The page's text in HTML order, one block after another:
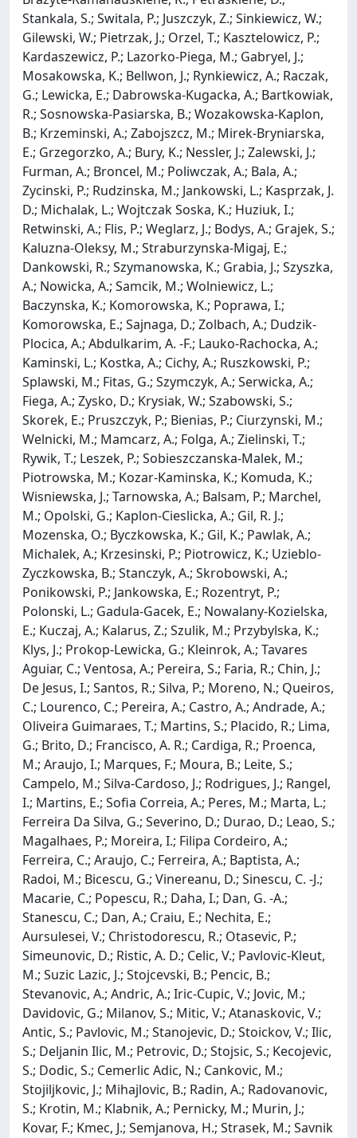
Stankala, S.; Switala, P.; Juszczyk, Z.; Sinkiewicz, W.;
Gilewski, W.; Pietrzak, J.; Orzel, T.; Kasztelowicz, P.;
Kardaszewicz, P.; Lazorko-Piega, M.; Gabryel, J.;
Mosakowska, K.; Bellwon, J.; Rynkiewicz, A.; Raczak,
G.; Lewicka, E.; Dabrowska-Kugacka, A.; Bartkowiak,
R.; Sosnowska-Pasiarska, B.; Wozakowska-Kaplon,
B.; Krzeminski, A.; Zabojszcz, M.; Mirek-Bryniarska,
E.; Grzegorzko, A.; Bury, K.; Nessler, J.; Zalewski, J.;
Furman, A.; Broncel, M.; Poliwczak, A.; Bala, A.;
Zycinski, P.; Rudzinska, M.; Jankowski, L.; Kasprzak, J.
D.; Michalak, L.; Wojtczak Soska, K.; Huziuk, I.;
Retwinski, A.; Flis, P.; Weglarz, J.; Bodys, A.; Grajek, S.;
Kaluzna-Oleksy, M.; Straburzynska-Migaj, E.;
Dankowski, R.; Szymanowska, K.; Grabia, J.; Szyszka,
A.; Nowicka, A.; Samcik, M.; Wolniewicz, L.;
Baczynska, K.; Komorowska, K.; Poprawa, I.;
Komorowska, E.; Sajnaga, D.; Zolbach, A.; Dudzik-
Plocica, A.; Abdulkarim, A. -F.; Lauko-Rachocka, A.;
Kaminski, L.; Kostka, A.; Cichy, A.; Ruszkowski, P.;
Splawski, M.; Fitas, G.; Szymczyk, A.; Serwicka, A.;
Fiega, A.; Zysko, D.; Krysiak, W.; Szabowski, S.;
Skorek, E.; Pruszczyk, P.; Bienias, P.; Ciurzynski, M.;
Welnicki, M.; Mamcarz, A.; Folga, A.; Zielinski, T.;
Rywik, T.; Leszek, P.; Sobieszczanska-Malek, M.;
Piotrowska, M.; Kozar-Kaminska, K.; Komuda, K.;
Wisniewska, J.; Tarnowska, A.; Balsam, P.; Marchel,
M.; Opolski, G.; Kaplon-Cieslicka, A.; Gil, R. J.;
Mozenska, O.; Byczkowska, K.; Gil, K.; Pawlak, A.;
Michalek, A.; Krzesinski, P.; Piotrowicz, K.; Uzieblo-
Zyczkowska, B.; Stanczyk, A.; Skrobowski, A.;
Ponikowski, P.; Jankowska, E.; Rozentryt, P.;
Polonski, L.; Gadula-Gacek, E.; Nowalany-Kozielska,
E.; Kuczaj, A.; Kalarus, Z.; Szulik, M.; Przybylska, K.;
Klys, J.; Prokop-Lewicka, G.; Kleinrok, A.; Tavares
Aguiar, C.; Ventosa, A.; Pereira, S.; Faria, R.; Chin, J.;
De Jesus, I.; Santos, R.; Silva, P.; Moreno, N.; Queiros,
C.; Lourenco, C.; Pereira, A.; Castro, A.; Andrade, A.;
Oliveira Guimaraes, T.; Martins, S.; Placido, R.; Lima,
G.; Brito, D.; Francisco, A. R.; Cardiga, R.; Proenca,
M.; Araujo, I.; Marques, F.; Moura, B.; Leite, S.;
Campelo, M.; Silva-Cardoso, J.; Rodrigues, J.; Rangel,
I.; Martins, E.; Sofia Correia, A.; Peres, M.; Marta, L.;
Ferreira Da Silva, G.; Severino, D.; Durao, D.; Leao, S.;
Magalhaes, P.; Moreira, I.; Filipa Cordeiro, A.;
Ferreira, C.; Araujo, C.; Ferreira, A.; Baptista, A.;
Radoi, M.; Bicescu, G.; Vinereanu, D.; Sinescu, C. -J.;
Macarie, C.; Popescu, R.; Daha, I.; Dan, G. -A.;
Stanescu, C.; Dan, A.; Craiu, E.; Nechita, E.;
Aursulesei, V.; Christodorescu, R.; Otasevic, P.;
Simeunovic, D.; Ristic, A. D.; Celic, V.; Pavlovic-Kleut,
M.; Suzic Lazic, J.; Stojcevski, B.; Pencic, B.;
Stevanovic, A.; Andric, A.; Iric-Cupic, V.; Jovic, M.;
Davidovic, G.; Milanov, S.; Mitic, V.; Atanaskovic, V.;
Antic, S.; Pavlovic, M.; Stanojevic, D.; Stoickov, V.; Ilic,
S.; Deljanin Ilic, M.; Petrovic, D.; Stojsic, S.; Kecojevic,
S.; Dodic, S.; Cemerlic Adic, N.; Cankovic, M.;
Stojiljkovic, J.; Mihajlovic, B.; Radin, A.; Radovanovic,
S.; Krotin, M.; Klabnik, A.; Pernicky, M.; Murin, J.;
Kovar, F.; Kmec, J.; Semjanova, H.; Strasek, M.; Savnik